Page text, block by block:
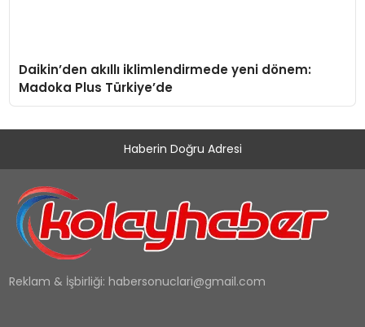
Daikin’den akıllı iklimlendirmede yeni dönem:
Madoka Plus Türkiye’de
Haberin Doğru Adresi
Reklam & İşbirliği: habersonuclari@gmail.com